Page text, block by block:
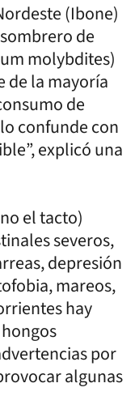
(Ibone)
de
molybdites)
de la mayoría
de
confunde con
explicó una
el tacto)
severos,
depresión
mareos,
hay
por
algunas